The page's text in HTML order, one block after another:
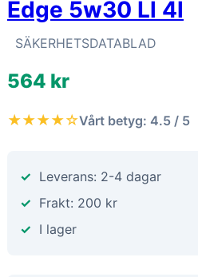
Edge 5w30 Ll 4l
SÄKERHETSDATABLAD
564 kr
★★★★☆Vårt betyg: 4.5 / 5
Leverans: 2-4 dagar
Frakt: 200 kr
I lager